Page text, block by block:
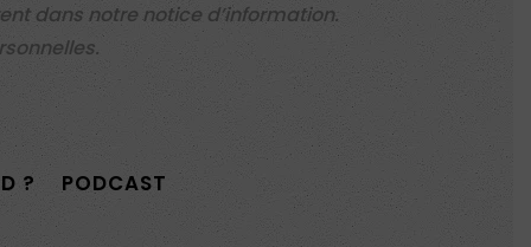
dans notre notice d’information.
? PODCAST